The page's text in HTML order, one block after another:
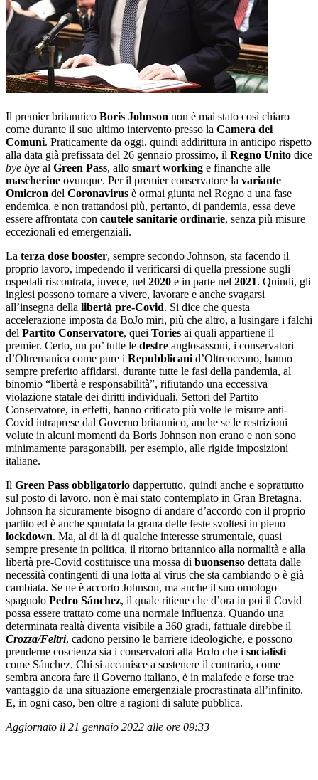
Il premier britannico Boris Johnson non è mai stato così chiaro
come durante il suo ultimo intervento presso la Camera dei
Comuni. Praticamente da oggi, quindi addirittura in anticipo rispetto
alla data già prefissata del 26 gennaio prossimo, il Regno Unito dice
bye bye al Green Pass, allo smart working e finanche alle
mascherine ovunque. Per il premier conservatore la variante
Omicron del Coronavirus è ormai giunta nel Regno a una fase
endemica, e non trattandosi più, pertanto, di pandemia, essa deve
essere affrontata con cautele sanitarie ordinarie, senza più misure
eccezionali ed emergenziali.
La terza dose booster, sempre secondo Johnson, sta facendo il
proprio lavoro, impedendo il verificarsi di quella pressione sugli
ospedali riscontrata, invece, nel 2020 e in parte nel 2021. Quindi, gli
inglesi possono tornare a vivere, lavorare e anche svagarsi
all’insegna della libertà pre-Covid. Si dice che questa
accelerazione imposta da BoJo miri, più che altro, a lusingare i falchi
del Partito Conservatore, quei Tories ai quali appartiene il
premier. Certo, un po’ tutte le destre anglosassoni, i conservatori
d’Oltremanica come pure i Repubblicani d’Oltreoceano, hanno
sempre preferito affidarsi, durante tutte le fasi della pandemia, al
binomio “libertà e responsabilità”, rifiutando una eccessiva
violazione statale dei diritti individuali. Settori del Partito
Conservatore, in effetti, hanno criticato più volte le misure anti-
Covid intraprese dal Governo britannico, anche se le restrizioni
volute in alcuni momenti da Boris Johnson non erano e non sono
minimamente paragonabili, per esempio, alle rigide imposizioni
italiane.
Il Green Pass obbligatorio dappertutto, quindi anche e soprattutto
sul posto di lavoro, non è mai stato contemplato in Gran Bretagna.
Johnson ha sicuramente bisogno di andare d’accordo con il proprio
partito ed è anche spuntata la grana delle feste svoltesi in pieno
lockdown. Ma, al di là di qualche interesse strumentale, quasi
sempre presente in politica, il ritorno britannico alla normalità e alla
libertà pre-Covid costituisce una mossa di buonsenso dettata dalle
necessità contingenti di una lotta al virus che sta cambiando o è già
cambiata. Se ne è accorto Johnson, ma anche il suo omologo
spagnolo Pedro Sánchez, il quale ritiene che d’ora in poi il Covid
possa essere trattato come una normale influenza. Quando una
determinata realtà diventa visibile a 360 gradi, fattuale direbbe il
Crozza/Feltri, cadono persino le barriere ideologiche, e possono
prenderne coscienza sia i conservatori alla BoJo che i socialisti
come Sánchez. Chi si accanisce a sostenere il contrario, come
sembra ancora fare il Governo italiano, è in malafede e forse trae
vantaggio da una situazione emergenziale procrastinata all’infinito.
E, in ogni caso, ben oltre a ragioni di salute pubblica.
Aggiornato il 21 gennaio 2022 alle ore 09:33